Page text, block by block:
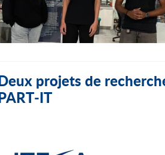
Deux projets de
PART‑IT